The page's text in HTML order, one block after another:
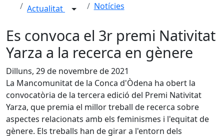
Actualitat Notícies
Es convoca el 3r premi Nativitat
Yarza a la recerca en gènere
Dilluns, 29 de novembre de 2021
La Mancomunitat de la Conca d'Òdena ha obert la
convocatòria de la tercera edició del Premi Nativitat
Yarza, que premia el millor treball de recerca sobre
aspectes relacionats amb els feminismes i l'equitat de
gènere. Els treballs han de girar a l'entorn dels